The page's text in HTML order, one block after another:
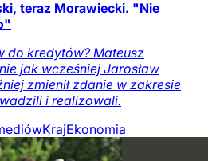
teraz Morawiecki. "Nie
do kredytów? Mateusz
jak wcześniej Jarosław
zmienił zdanie w zakresie
i realizowali.
KrajEkonomia